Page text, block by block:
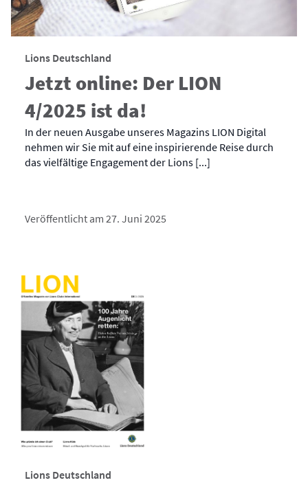
Lions Deutschland
Jetzt online: Der LION
4/2025 ist da!
In der neuen Ausgabe unseres Magazins LION Digital
nehmen wir Sie mit auf eine inspirierende Reise durch
das vielfältige Engagement der Lions [...]
Veröffentlicht am 27. Juni 2025
Lions Deutschland